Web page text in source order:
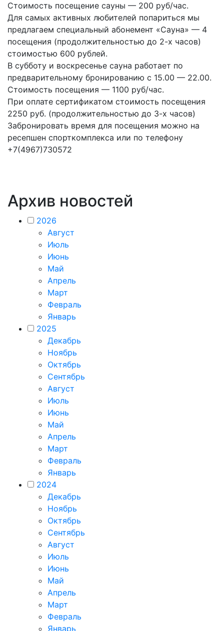
Стоимость посещение сауны — 200 руб/час.
Для самых активных любителей попариться мы
предлагаем специальный абонемент «Сауна» — 4
посещения (продолжительностью до 2-х часов)
стоимостью 600 рублей.
В субботу и воскресенье сауна работает по
предварительному бронированию с 15.00 — 22.00.
Стоимость посещения — 1100 руб/час.
При оплате сертификатом стоимость посещения
2250 руб. (продолжительностью до 3-х часов)
Забронировать время для посещения можно на
ресепшен спорткомплекса или по телефону
+7(4967)730572
Архив новостей
2026
Август
Июль
Июнь
Май
Апрель
Март
Февраль
Январь
2025
Декабрь
Ноябрь
Октябрь
Сентябрь
Август
Июль
Июнь
Май
Апрель
Март
Февраль
Январь
2024
Декабрь
Ноябрь
Октябрь
Сентябрь
Август
Июль
Июнь
Май
Апрель
Март
Февраль
Январь